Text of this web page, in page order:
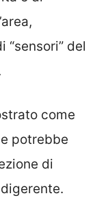
del
come
potrebbe
di